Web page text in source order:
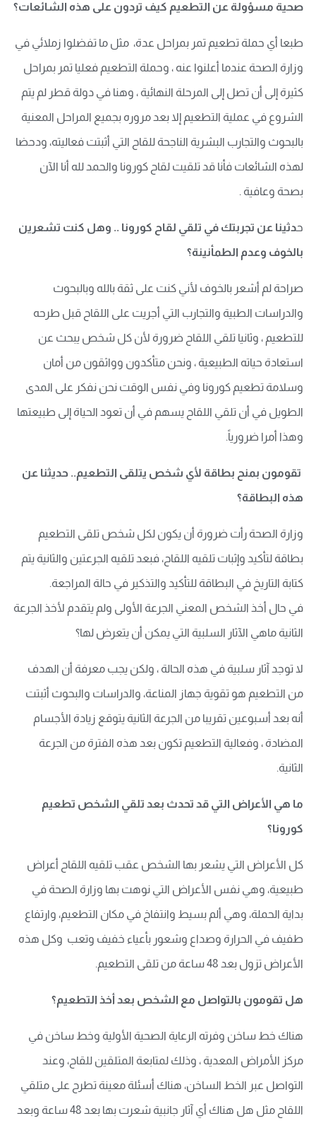
صحية مسؤولة عن التطعيم كيف تردون على هذه الشائعات؟
طبعا أي حملة تطعيم تمر بمراحل عدة، مثل ما تفضلوا زملائي في
وزارة الصحة عندما أعلنوا عنه ، وحملة التطعيم فعليا تمر بمراحل
كثيرة إلى أن تصل إلى المرحلة النهائية ، وهنا في دولة قطر لم يتم
الشروع في عملية التطعيم إلا بعد مروره بجميع المراحل المعنية
بالبحوث والتجارب البشرية الناجحة للقاح التي أثبتت فعاليته، ودحضا
لهذه الشائعات فأنا قد تلقيت لقاح كورونا والحمد لله أنا الآن
بصحة وعافية .
حدثينا عن تجربتك في تلقي لقاح كورونا .. وهل كنت تشعرين
بالخوف وعدم الطمأنينة؟
صراحة لم أشعر بالخوف لأني كنت على ثقة بالله وبالبحوث
والدراسات الطبية والتجارب التي أجريت على اللقاح قبل طرحه
للتطعيم ، وثانيا تلقي اللقاح ضرورة لأن كل شخص يبحث عن
استعادة حياته الطبيعية ، ونحن متأكدون وواثقون من أمان
وسلامة تطعيم كورونا وفي نفس الوقت نحن نفكر على المدى
الطويل في أن تلقي اللقاح يسهم في أن تعود الحياة إلى طبيعتها
وهذا أمرا ضرورياً.
تقومون بمنح بطاقة لأي شخص يتلقى التطعيم.. حديثنا عن
هذه البطاقة؟
وزارة الصحة رأت ضرورة أن يكون لكل شخص تلقى التطعيم
بطاقة لتأكيد وإثبات تلقيه اللقاح، فبعد تلقيه الجرعتين والثانية يتم
كتابة التاريخ في البطاقة للتأكيد والتذكير في حالة المراجعة.
في حال أخذ الشخص المعني الجرعة الأولى ولم يتقدم لأخذ الجرعة
الثانية ماهي الآثار السلبية التي يمكن أن يتعرض لها؟
لا توجد آثار سلبية في هذه الحالة ، ولكن يجب معرفة أن الهدف
من التطعيم هو تقوية جهاز المناعة، والدراسات والبحوث أثبتت
أنه بعد أسبوعين تقريبا من الجرعة الثانية يتوقع زيادة الأجسام
المضادة ، وفعالية التطعيم تكون بعد هذه الفترة من الجرعة
الثانية.
ما هي الأعراض التي قد تحدث بعد تلقي الشخص تطعيم
كورونا؟
كل الأعراض التي يشعر بها الشخص عقب تلقيه اللقاح أعراض
طبيعية، وهي نفس الأعراض التي نوهت بها وزارة الصحة في
بداية الحملة، وهي ألم بسيط وانتفاخ في مكان التطعيم، وارتفاع
طفيف في الحرارة وصداع وشعور بأعياء خفيف وتعب وكل هذه
الأعراض تزول بعد 48 ساعة من تلقى التطعيم.
هل تقومون بالتواصل مع الشخص بعد أخذ التطعيم؟
هناك خط ساخن وفرته الرعاية الصحية الأولية وخط ساخن في
مركز الأمراض المعدية ، وذلك لمتابعة المتلقين للقاح، وعند
التواصل عبر الخط الساخن، هناك أسئلة معينة تطرح على متلقي
اللقاح مثل هل هناك أي آثار جانبية شعرت بها بعد 48 ساعة وبعد